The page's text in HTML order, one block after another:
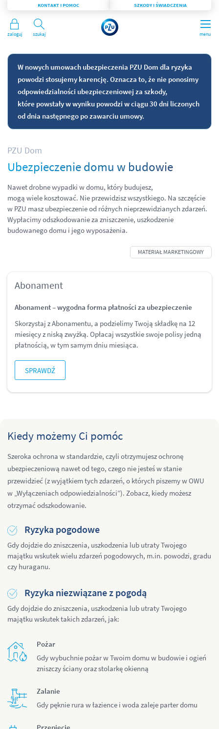
menu
Szukaj
KONTAKT I POMOC SZKODY I ŚWIADCZENIA
Zaloguj
W nowych umowach ubezpieczenia PZU Dom dla ryzyka
powodzi stosujemy karencję. Oznacza to, że nie ponosimy
odpowiedzialności ubezpieczeniowej za szkody,
które powstały w wyniku powodzi w ciągu 30 dni liczonych
od dnia następnego po zawarciu umowy.
PZU Dom
Ubezpieczenie domu w budowie
Nawet drobne wypadki w domu, który budujesz,
mogą wiele kosztować. Nie przewidzisz wszystkiego. Na szczęście
w PZU masz ubezpieczenie od różnych nieprzewidzianych zdarzeń.
Wypłacimy odszkodowanie za zniszczenie, uszkodzenie
budowanego domu i jego wyposażenia.
Abonament
Abonament – wygodna forma płatności za ubezpieczenie
Skorzystaj z Abonamentu, a podzielimy Twoją składkę na 12
miesięcy z niską zwyżką. Opłacaj wszystkie swoje polisy jedną
płatnością, w tym samym dniu miesiąca.
SPRAWDŹ
Kiedy możemy Ci pomóc
Szeroka ochrona w standardzie, czyli otrzymujesz ochronę
ubezpieczeniową nawet od tego, czego nie jesteś w stanie
przewidzieć (z wyjątkiem tych zdarzeń, o których piszemy w OWU
w „Wyłączeniach odpowiedzialności”). Zobacz, kiedy możesz
otrzymać odszkodowanie.
Ryzyka pogodowe
Gdy dojdzie do zniszczenia, uszkodzenia lub utraty Twojego
majątku wskutek wielu zdarzeń pogodowych, m.in. powodzi, gradu
czy huraganu.
Ryzyka niezwiązane z pogodą
Gdy dojdzie do zniszczenia, uszkodzenia lub utraty Twojego
majątku wskutek takich zdarzeń, jak:
Pożar
Gdy wybuchnie pożar w Twoim domu w budowie i ogień
zniszczy ściany oraz stolarkę okienną
Zalanie
Gdy pęknie rura w łazience i woda zaleje parter domu